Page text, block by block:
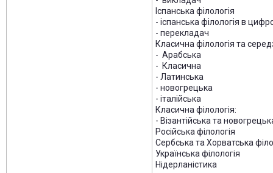
Іспанська філологія
- іспанська філологія в
- перекладач
Класична філологія та
- Арабська
- Класична
- Латинська
- новогрецька
- італійська
Класична філологія:
- Візантійська та
Російська філологія
Сербська та Хорватська
Українська філологія
Нідерланістика